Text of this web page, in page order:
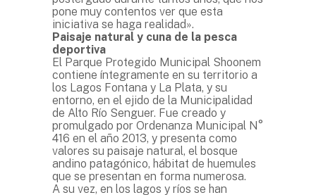
pone muy contentos ver que esta
iniciativa se haga realidad».
Paisaje natural y cuna de la pesca
deportiva
El Parque Protegido Municipal Shoonem
contiene íntegramente en su territorio a
los Lagos Fontana y La Plata, y su
entorno, en el ejido de la Municipalidad
de Alto Río Senguer. Fue creado y
promulgado por Ordenanza Municipal N°
416 en el año 2013, y presenta como
valores su paisaje natural, el bosque
andino patagónico, hábitat de huemules
que se presentan en forma numerosa.
A su vez, en los lagos y ríos se han